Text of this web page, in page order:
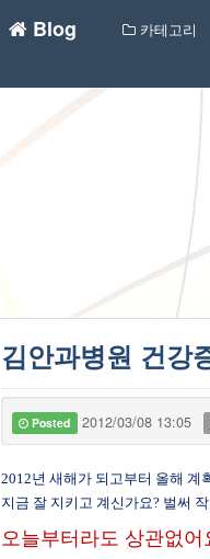
Blog 카테고리
김안과병원 건강
Posted 2012/03/08 13:05
2012년 새해가 되고부터 올해 계
지금 잘 지키고 계신가요? 벌써
오늘부터라도 상관없어